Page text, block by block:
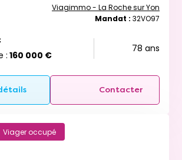
Viagimmo - La Roche sur Yon
Mandat : 32VO97
: 160 000 €
78 ans
Contacter
Viager occupé